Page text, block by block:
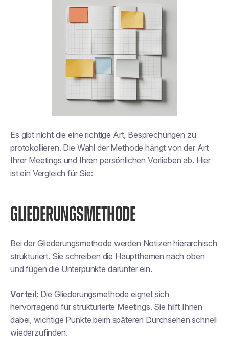
Es gibt nicht die eine richtige Art, Besprechungen zu
protokollieren. Die Wahl der Methode hängt von der Art
Ihrer Meetings und Ihren persönlichen Vorlieben ab. Hier
ist ein Vergleich für Sie:
GLIEDERUNGSMETHODE
Bei der Gliederungsmethode werden Notizen hierarchisch
strukturiert. Sie schreiben die Hauptthemen nach oben
und fügen die Unterpunkte darunter ein.
Vorteil: Die Gliederungsmethode eignet sich
hervorragend für strukturierte Meetings. Sie hilft Ihnen
dabei, wichtige Punkte beim späteren Durchsehen schnell
wiederzufinden.